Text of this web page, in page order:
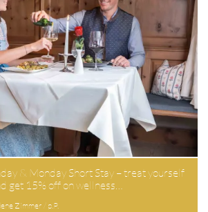
& Monday Short Stay – treat yourself
get 15% off on wellness…
Zimmer / p.P.